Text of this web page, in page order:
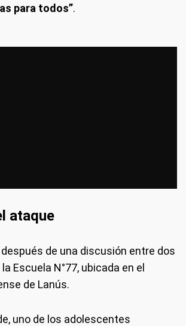
para todos”.
ataque
de una discusión entre dos
Escuela N°77, ubicada en el
de Lanús.
uno de los adolescentes